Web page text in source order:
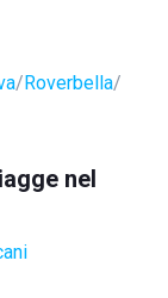
Roverbella
nel